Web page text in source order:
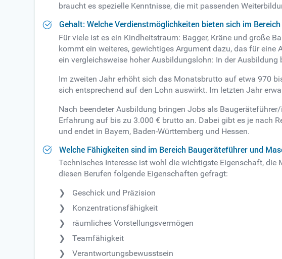
braucht es spezielle Kenntnisse, die mit passenden
Gehalt: Welche Verdienstmöglichkeiten bieten sich im
Für viele ist es ein Kindheitstraum: Bagger, Kräne und große
kommt ein weiteres, gewichtiges Argument dazu, das für
ein vergleichsweise hoher Ausbildungslohn: In der
Im zweiten Jahr erhöht sich das Monatsbrutto auf etwa 970
sich entsprechend auf den Lohn auswirkt. Im letzten Jahr
Nach beendeter Ausbildung bringen Jobs als
Erfahrung auf bis zu 3.000 € brutto an. Dabei gibt es je nach
und endet in Bayern, Baden-Württemberg und Hessen.
Welche Fähigkeiten sind im Bereich Baugeräteführer und
Technisches Interesse ist wohl die wichtigste Eigenschaft,
diesen Berufen folgende Eigenschaften gefragt:
Geschick und Präzision
Konzentrationsfähigkeit
räumliches Vorstellungsvermögen
Teamfähigkeit
Verantwortungsbewusstsein